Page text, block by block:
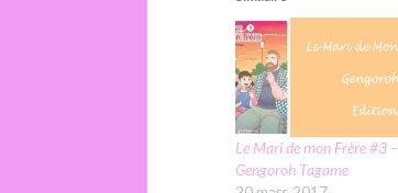
Le Mari de mon Frère #3 –
Gengoroh Tagame